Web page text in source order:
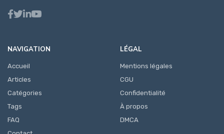
NAVIGATION
Accueil
Articles
Catégories
Tags
FAQ
LÉGAL
Mentions légales
CGU
Confidentialité
À propos
DMCA